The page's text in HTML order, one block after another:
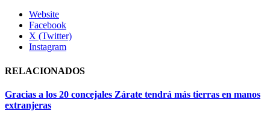
Website
Facebook
X (Twitter)
Instagram
RELACIONADOS
Gracias a los 20 concejales Zárate tendrá más tierras en manos
extranjeras